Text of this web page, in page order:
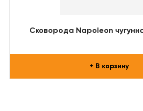
Сковорода Napoleon
+ В корзину